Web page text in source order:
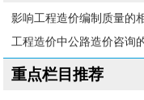
影响工程造价编制质量的
工程造价中公路造价咨询
重点栏目推荐